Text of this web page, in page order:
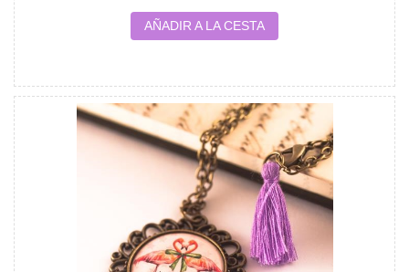
AÑADIR A LA CESTA